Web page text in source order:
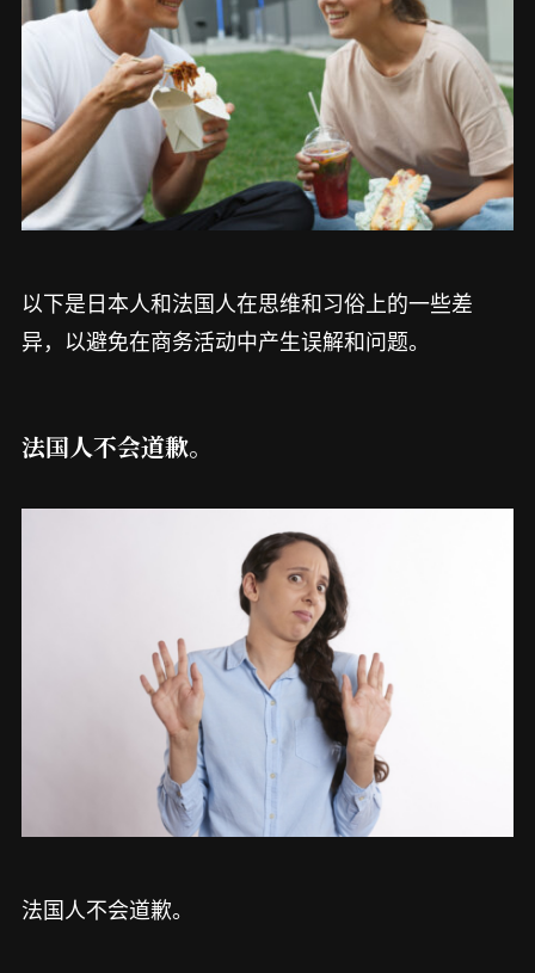
以下是日本人和法国人在思维和习俗上的一些差
异，以避免在商务活动中产生误解和问题。
法国人不会道歉。
法国人不会道歉。